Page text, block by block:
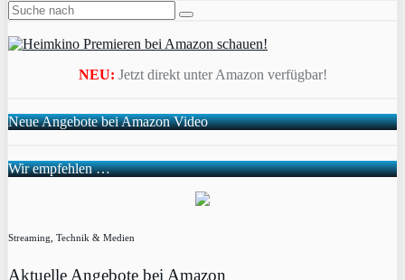
NEU: Jetzt direkt unter Amazon verfügbar!
Neue Angebote bei Amazon Video
Wir empfehlen …
Streaming, Technik & Medien
Aktuelle Angebote bei Amazon